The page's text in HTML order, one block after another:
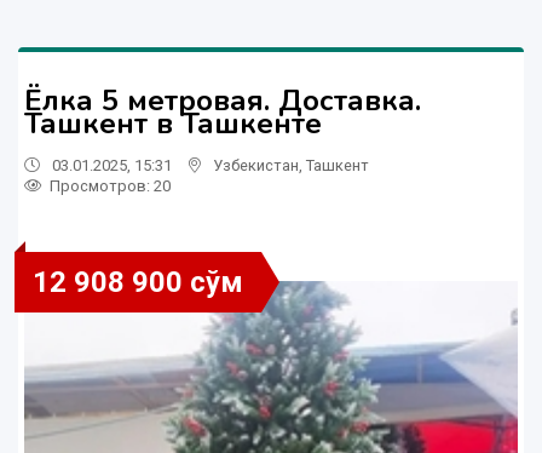
Ёлка 5 метровая. Доставка.
Ташкент в Ташкенте
03.01.2025, 15:31 Узбекистан Ташкент
Просмотров: 20
12 908 900 сўм